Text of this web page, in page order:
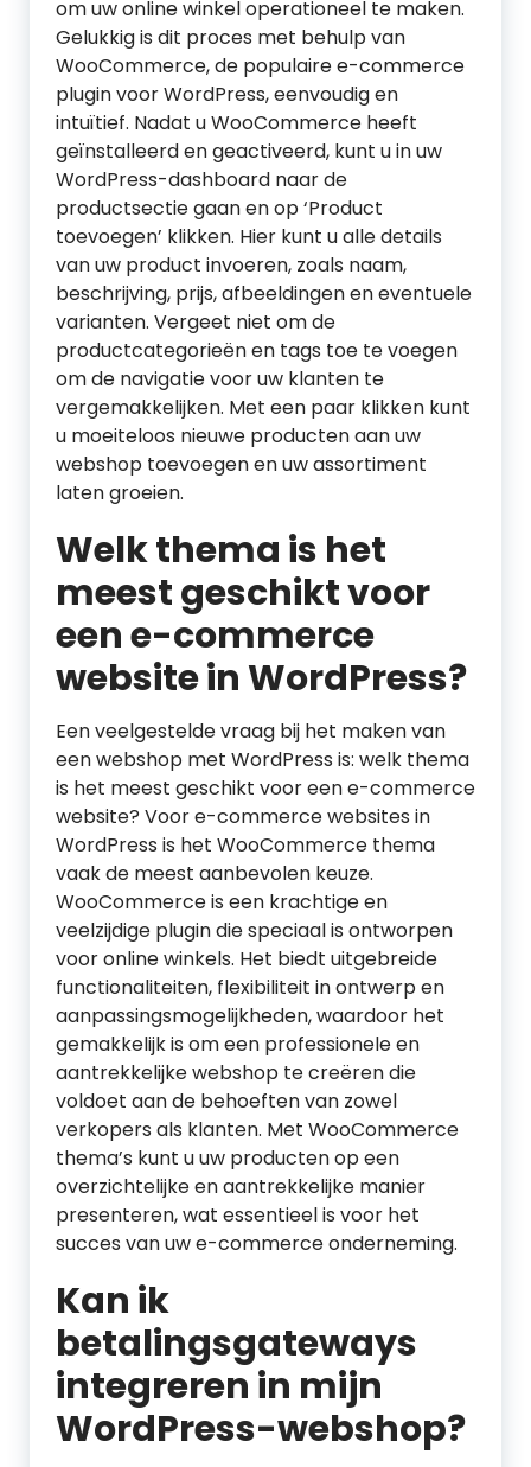
om uw online winkel operationeel te maken.
Gelukkig is dit proces met behulp van
WooCommerce, de populaire e-commerce
plugin voor WordPress, eenvoudig en
intuïtief. Nadat u WooCommerce heeft
geïnstalleerd en geactiveerd, kunt u in uw
WordPress-dashboard naar de
productsectie gaan en op ‘Product
toevoegen’ klikken. Hier kunt u alle details
van uw product invoeren, zoals naam,
beschrijving, prijs, afbeeldingen en eventuele
varianten. Vergeet niet om de
productcategorieën en tags toe te voegen
om de navigatie voor uw klanten te
vergemakkelijken. Met een paar klikken kunt
u moeiteloos nieuwe producten aan uw
webshop toevoegen en uw assortiment
laten groeien.
Welk thema is het
meest geschikt voor
een e-commerce
website in WordPress?
Een veelgestelde vraag bij het maken van
een webshop met WordPress is: welk thema
is het meest geschikt voor een e-commerce
website? Voor e-commerce websites in
WordPress is het WooCommerce thema
vaak de meest aanbevolen keuze.
WooCommerce is een krachtige en
veelzijdige plugin die speciaal is ontworpen
voor online winkels. Het biedt uitgebreide
functionaliteiten, flexibiliteit in ontwerp en
aanpassingsmogelijkheden, waardoor het
gemakkelijk is om een professionele en
aantrekkelijke webshop te creëren die
voldoet aan de behoeften van zowel
verkopers als klanten. Met WooCommerce
thema’s kunt u uw producten op een
overzichtelijke en aantrekkelijke manier
presenteren, wat essentieel is voor het
succes van uw e-commerce onderneming.
Kan ik
betalingsgateways
integreren in mijn
WordPress-webshop?